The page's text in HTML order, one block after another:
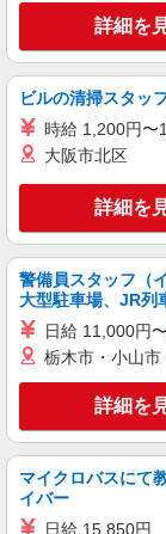
キー
派遣社員
パーソルテンプス
（つくば）/26-
キー
派遣社員
パーソルテンプス
（つくば）/26-
詳細を
ビルの清掃スタッ
時給 1,200円〜
大阪市北区
詳細を
警備員スタッフ（
大型駐車場、JR列
日給 11,000円
栃木市・小山
詳細を
マイクロバスにて
イバー
日給 15,850円